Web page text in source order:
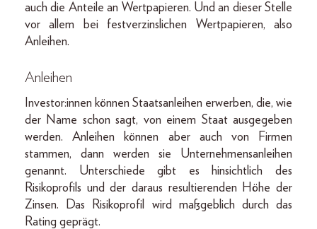
auch die Anteile an Wertpapieren. Und an dieser Stelle
vor allem bei festverzinslichen Wertpapieren, also
Anleihen.
Anleihen
Investor:innen können Staatsanleihen erwerben, die, wie
der Name schon sagt, von einem Staat ausgegeben
werden. Anleihen können aber auch von Firmen
stammen, dann werden sie Unternehmensanleihen
genannt. Unterschiede gibt es hinsichtlich des
Risikoprofils und der daraus resultierenden Höhe der
Zinsen. Das Risikoprofil wird maßgeblich durch das
Rating geprägt.